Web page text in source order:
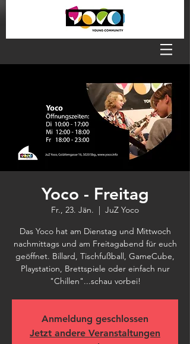
Yoco - Freitag
Fr., 23. Jän.
  |
JuZ Yoco
Das Yoco hat am Dienstag und Mittwoch
nachmittags und am Freitagabend für euch
geöffnet. Billard, Tischfußball, GameCube,
Playstation, Brettspiele oder einfach nur
"Chillen"...schau vorbei!
Anmeldung geschlossen
Jetzt andere Veranstaltungen